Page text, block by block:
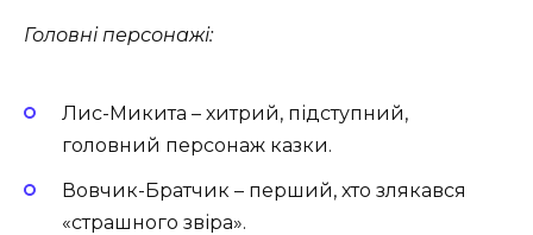
Головні персонажі:
Лис-Микита – хитрий, підступний,
головний персонаж казки.
Вовчик-Братчик – перший, хто злякався
«страшного звіра».